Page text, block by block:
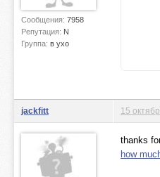
Сообщения: 7958
Репутация: N
Группа: в ухо
jackfitt 15
thanks
how